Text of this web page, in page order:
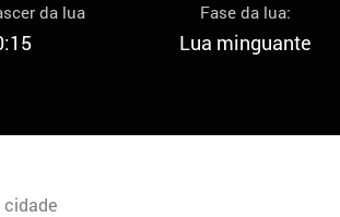
da lua Fase da lua:
Lua minguante
cidade